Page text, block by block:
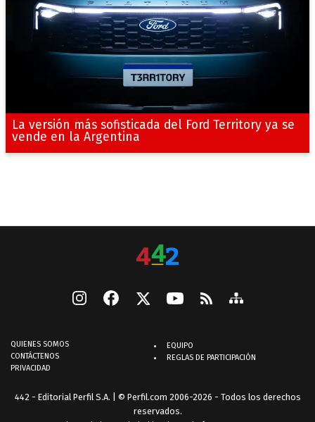
La versión más sofisticada del Ford Territory ya se
vende en la Argentina
QUIENES SOMOS
CONTÁCTENOS
PRIVACIDAD
EQUIPO
REGLAS DE PARTICIPACIÓN
442 - Editorial Perfil S.A. | © Perfil.com 2006-2026 - Todos los derechos
reservados.